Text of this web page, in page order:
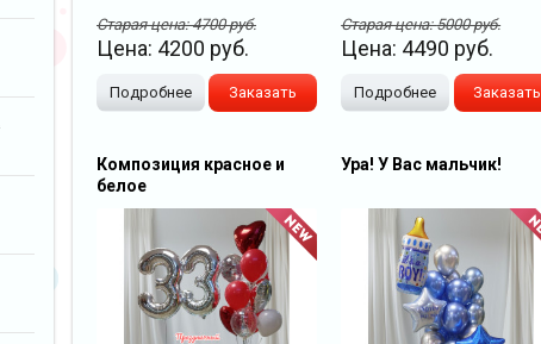
Старая цена:4700руб.
Цена: 4200 руб.
Подробнее Заказать
Старая цена:5000руб.
Цена: 4490 руб.
Подробнее Заказать
Композиция красное и
белое
Ура! У Вас мальчик!